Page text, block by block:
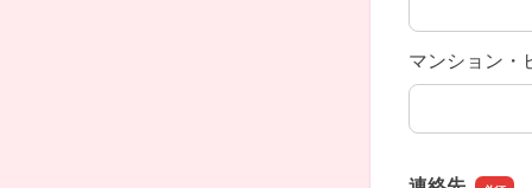
マンション・